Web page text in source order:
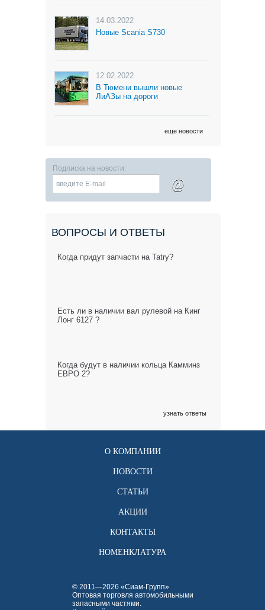
14.03.2022
Новые Scania S730
12.02.2022
В Тюмени вышли новые
ЛиАЗы на дороги
еще новости
Подписка на новости:
@
ВОПРОСЫ И ОТВЕТЫ
Когда придут запчасти на Tatry?
Есть ли в наличии вал рулевой на Кинг
Лонг 6127 ?
Когда будут в наличии кольца Камминз
ЕВРО 2?
узнать ответы
О КОМПАНИИ
НОВОСТИ
СТАТЬИ
АКЦИИ
КОНТАКТЫ
НОМЕНКЛАТУРА
© 2011—2026 «Сиам-Групп»
Оптовая торговля автомобильными
запасными частями.